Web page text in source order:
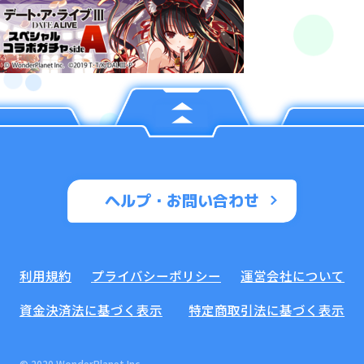
ヘルプ・お問い合わせ
利用規約 プライバシーポリシー
運営会社について
資金決済法に基づく表示
特定商取引法に基づく表示